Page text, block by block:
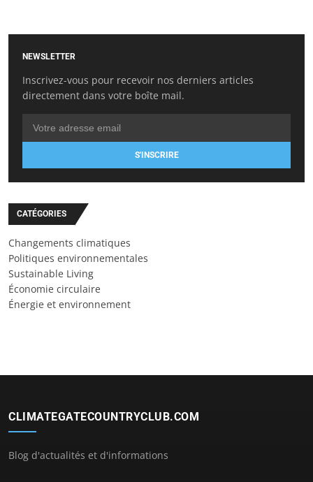
NEWSLETTER
Inscrivez-vous pour recevoir nos derniers articles
directement dans votre boîte mail.
S'INSCRIRE
CATÉGORIES
Changements climatiques
Politiques environnementales
Sustainable Living
Économie circulaire
Énergie et environnement
CLIMATEGATECOUNTRYCLUB.COM
Blog d'actualités et d'informations